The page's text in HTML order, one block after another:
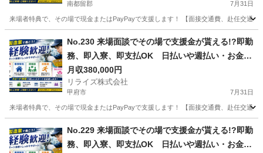
南都留郡 7月31日
来場者特典で、その場で現金またはPayPayで支援します！ 【面接交通費、赴任交通
業務
No.230 来場面談でその場で支援金が貰える!?即勤
務、即入寮、即支払OK 日払いや週払い・お金住
む場所に困ってる方必見の案件です！簡単な電子
部品の製造・加工のお仕事♪
月収380,000円
リライズ株式会社
甲府市 7月31日
来場者特典で、その場で現金またはPayPayで支援します！ 【面接交通費、赴任交通
No.229 来場面談でその場で支援金が貰える!?即勤
務、即入寮、即支払OK 日払いや週払い・お金住